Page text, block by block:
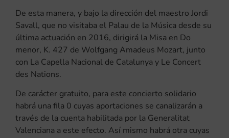
De esta manera, y bajo la dirección del maestro Jordi
Savall, que no visitaba el Palau de la Música desde su
última actuación en 2016, dirigirá la Misa en Do
menor, K. 427 de Wolfgang Amadeus Mozart, junto
con La Capella Nacional de Catalunya y Le Concert
des Nations.
De carácter gratuito, para este concierto solidario
habrá una fila 0 cuyas aportaciones se canalizarán a
través de la cuenta habilitada por la Generalitat
Valenciana a este efecto. Así mismo habrá otra cuyas